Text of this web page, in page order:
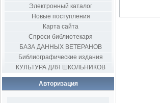
Электронный каталог
Новые поступления
Карта сайта
Спроси библиотекаря
БАЗА ДАННЫХ ВЕТЕРАНОВ
Библиографические издания
КУЛЬТУРА ДЛЯ ШКОЛЬНИКОВ
Авторизация